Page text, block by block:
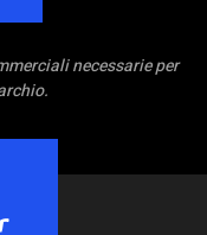
necessarie per